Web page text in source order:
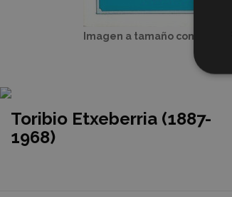
Imagen a tamaño completo:
Toribio Etxeberria (1887-
1968)